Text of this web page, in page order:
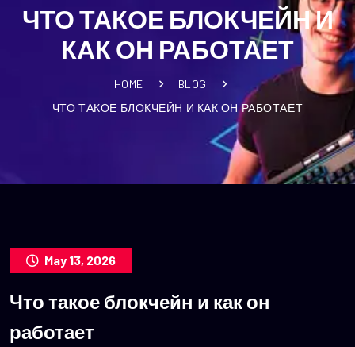
ЧТО ТАКОЕ БЛОКЧЕЙН И
КАК ОН РАБОТАЕТ
HOME
BLOG
ЧТО ТАКОЕ БЛОКЧЕЙН И КАК ОН РАБОТАЕТ
May 13, 2026
Что такое блокчейн и как он
работает